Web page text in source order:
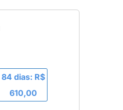
84 dias: R$
610,00